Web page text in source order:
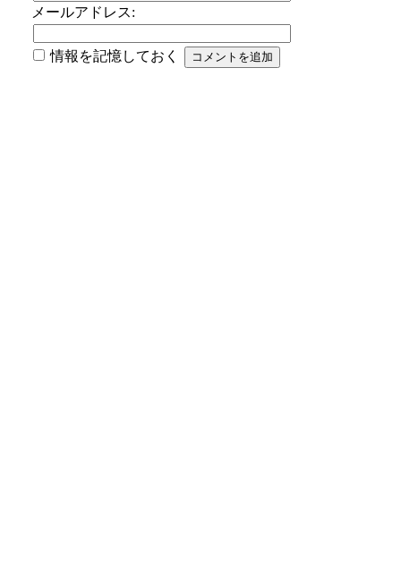
メールアドレス:
情報を記憶しておく